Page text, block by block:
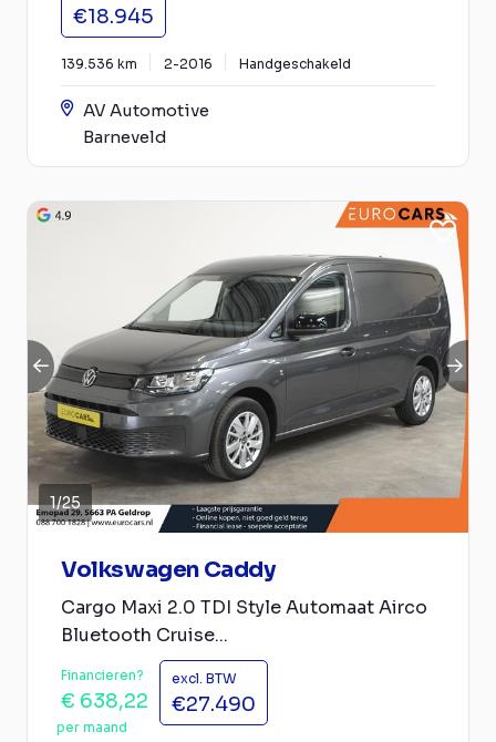
€18.945
139.536 km 2-2016 Handgeschakeld
AV Automotive
Barneveld
1/25
Volkswagen Caddy
Cargo Maxi 2.0 TDI Style Automaat Airco
Bluetooth Cruise...
Financieren?
€ 638,22
per maand
excl. BTW
€27.490